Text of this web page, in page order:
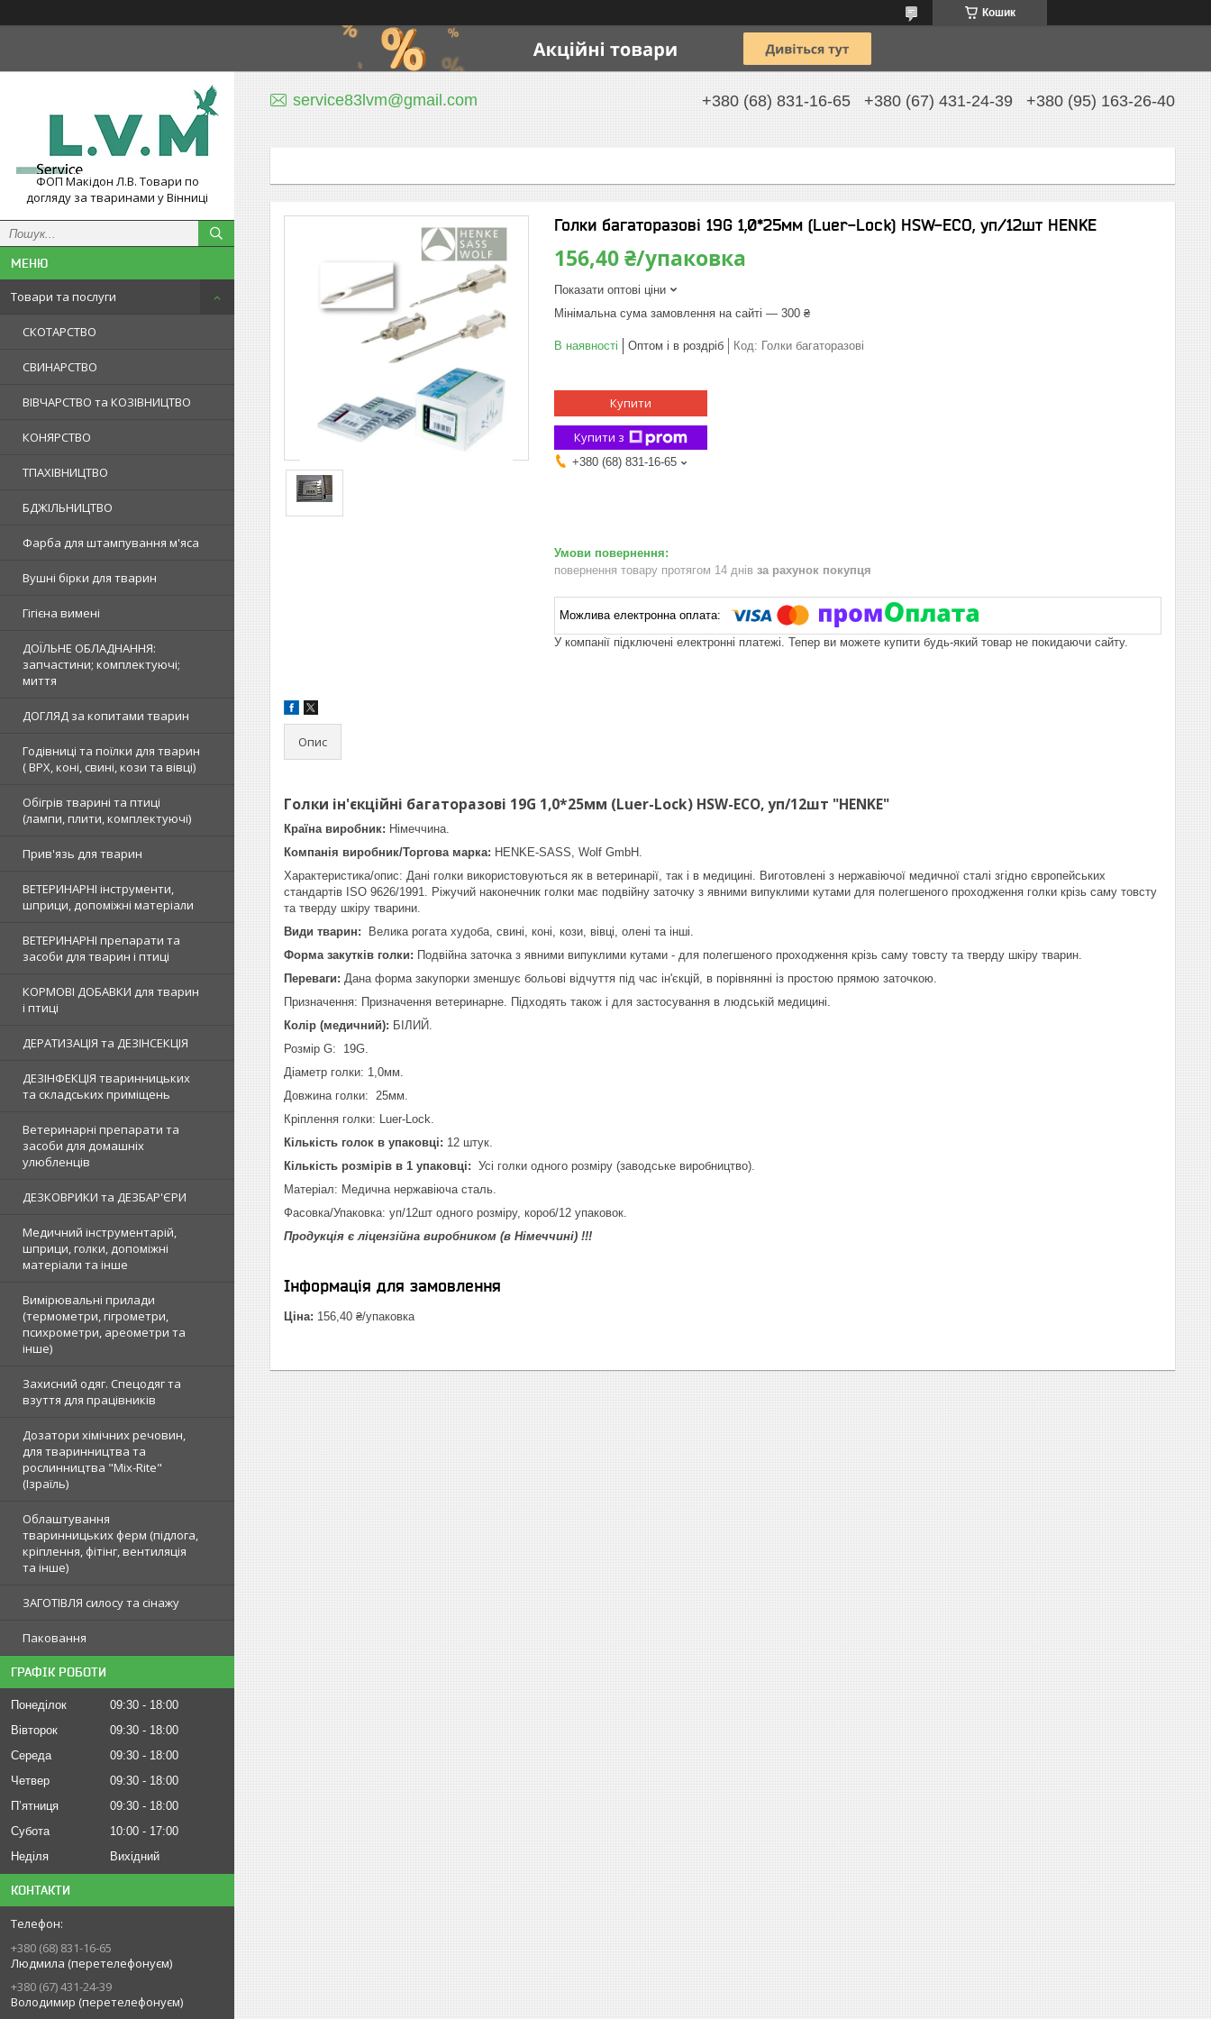
Кошик
ФОП Макідон Л.В. Товари по
догляду за тваринами у Вінниці
Товари та послуги
СКОТАРСТВО
СВИНАРСТВО
ВІВЧАРСТВО та КОЗІВНИЦТВО
КОНЯРСТВО
ТПАХІВНИЦТВО
БДЖІЛЬНИЦТВО
Фарба для штампування м'яса
Вушні бірки для тварин
Гігієна вимені
ДОЇЛЬНЕ ОБЛАДНАННЯ:
запчастини; комплектуючі;
миття
ДОГЛЯД за копитами тварин
Годівниці та поїлки для тварин
( ВРХ, коні, свині, кози та вівці)
Обігрів тварині та птиці
(лампи, плити, комплектуючі)
Прив'язь для тварин
ВЕТЕРИНАРНІ інструменти,
шприци, допоміжні матеріали
ВЕТЕРИНАРНІ препарати та
засоби для тварин і птиці
КОРМОВІ ДОБАВКИ для тварин
і птиці
ДЕРАТИЗАЦІЯ та ДЕЗІНСЕКЦІЯ
ДЕЗІНФЕКЦІЯ тваринницьких
та складських приміщень
Ветеринарні препарати та
засоби для домашніх
улюбленців
ДЕЗКОВРИКИ та ДЕЗБАР'ЄРИ
Медичний інструментарій,
шприци, голки, допоміжні
матеріали та інше
Вимірювальні прилади
(термометри, гігрометри,
психрометри, ареометри та
інше)
Захисний одяг. Спецодяг та
взуття для працівників
Дозатори хімічних речовин,
для тваринництва та
рослинництва "Mix-Rite"
(Ізраїль)
Облаштування
тваринницьких ферм (підлога,
кріплення, фітінг, вентиляція
та інше)
ЗАГОТІВЛЯ силосу та сінажу
Паковання
ГРАФІК РОБОТИ
Понеділок 09:30
18:00
Вівторок
09:30
18:00
Середа
09:30
18:00
Четвер
09:30
18:00
Пʼятниця
09:30
18:00
Субота
10:00
17:00
Неділя
Вихідний
КОНТАКТИ
+380 (68) 831-16-65
Людмила (перетелефонуєм)
+380 (67) 431-24-39
Володимир (перетелефонуєм)
service83lvm@gmail.com +380 (68) 831-16-65 +380 (67) 431-24-39 +380 (95) 163-26-40
Голки багаторазові 19G 1,0*25мм (Luer-Lock) HSW-ECO, уп/12шт HENKE
156,40 ₴/упаковка
Показати оптові ціни
Мінімальна сума замовлення на сайті — 300 ₴
В наявності Оптом і в роздріб Код: Голки багаторазові
Купити
Купити з
+380 (68) 831-16-65
повернення товару протягом 14 днів за рахунок покупця
У компанії підключені електронні платежі. Тепер ви можете купити будь-який товар не покидаючи сайту.
Опис
Голки ін'єкційні багаторазові 19G 1,0*25мм (Luer-Lock) HSW-ECO, уп/12шт "HENKE"
Країна виробник: Німеччина.
Компанія виробник/Торгова марка: HENKE-SASS, Wolf GmbH.
Характеристика/опис: Дані голки використовуються як в ветеринарії, так і в медицині. Виготовлені з нержавіючої медичної сталі згідно європейських
стандартів ISO 9626/1991. Ріжучий наконечник голки має подвійну заточку з явними випуклими кутами для полегшеного проходження голки крізь саму товсту
та тверду шкіру тварини.
Види тварин: Велика рогата худоба, свині, коні, кози, вівці, олені та інші.
Форма закутків голки: Подвійна заточка з явними випуклими кутами - для полегшеного проходження крізь саму товсту та тверду шкіру тварин.
Переваги: Дана форма закупорки зменшує больові відчуття під час ін'єкцій, в порівнянні із простою прямою заточкою.
Призначення: Призначення ветеринарне. Підходять також і для застосування в людській медицині.
Колір (медичний): БІЛИЙ.
Розмір G: 19G.
Діаметр голки: 1,0мм.
Довжина голки: 25мм.
Кріплення голки: Luer-Lock.
Кількість голок в упаковці: 12 штук.
Кількість розмірів в 1 упаковці: Усі голки одного розміру (заводське виробництво).
Матеріал: Медична нержавіюча сталь.
Фасовка/Упаковка: уп/12шт одного розміру, короб/12 упаковок.
Продукція є ліцензійна виробником (в Німеччині) !!!
Інформація для замовлення
Ціна: 156,40 ₴/упаковка